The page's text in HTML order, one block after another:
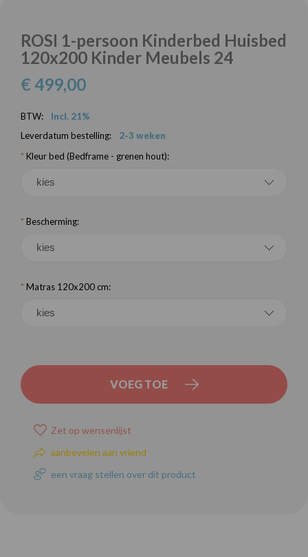
ROSI 1-persoon Kinderbed Huisbed
120x200 Kinder Meubels 24
€ 499,00
BTW:
Incl. 21%
Leverdatum bestelling:
2-3 weken
* Kleur bed (Bedframe - grenen hout):
* Bescherming:
* Matras 120x200 cm:
VOEG TOE
Zet op wensenlijst
aanbevelen aan vriend
een vraag stellen over dit product